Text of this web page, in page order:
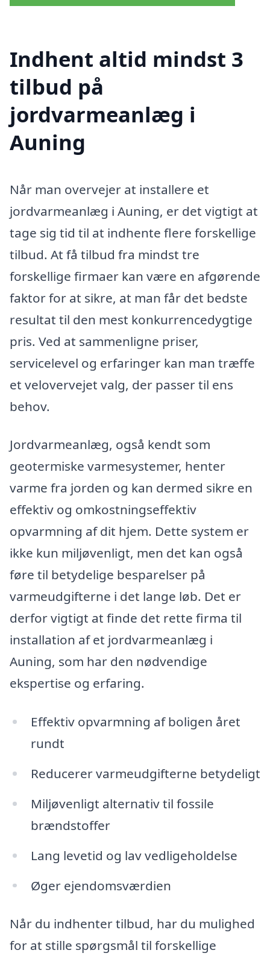
Indhent altid mindst 3
tilbud på
jordvarmeanlæg i
Auning
Når man overvejer at installere et
jordvarmeanlæg i Auning, er det vigtigt at
tage sig tid til at indhente flere forskellige
tilbud. At få tilbud fra mindst tre
forskellige firmaer kan være en afgørende
faktor for at sikre, at man får det bedste
resultat til den mest konkurrencedygtige
pris. Ved at sammenligne priser,
servicelevel og erfaringer kan man træffe
et velovervejet valg, der passer til ens
behov.
Jordvarmeanlæg, også kendt som
geotermiske varmesystemer, henter
varme fra jorden og kan dermed sikre en
effektiv og omkostningseffektiv
opvarmning af dit hjem. Dette system er
ikke kun miljøvenligt, men det kan også
føre til betydelige besparelser på
varmeudgifterne i det lange løb. Det er
derfor vigtigt at finde det rette firma til
installation af et jordvarmeanlæg i
Auning, som har den nødvendige
ekspertise og erfaring.
Effektiv opvarmning af boligen året
rundt
Reducerer varmeudgifterne betydeligt
Miljøvenligt alternativ til fossile
brændstoffer
Lang levetid og lav vedligeholdelse
Øger ejendomsværdien
Når du indhenter tilbud, har du mulighed
for at stille spørgsmål til forskellige